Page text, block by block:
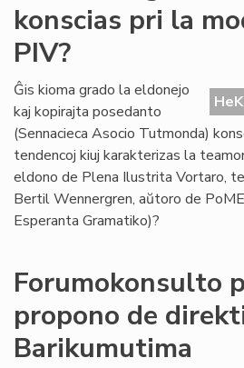
konscias pri la
PIV?
Ĝis kioma grado la eldonejo
kaj kopirajta posedanto
(Sennacieca Asocio Tutmonda)
tendencoj kiuj karakterizas la
eldono de Plena Ilustrita Vortaro,
Bertil Wennergren, aŭtoro de
Esperanta Gramatiko)?
Forumokonsulto
propono de
Barikumutima